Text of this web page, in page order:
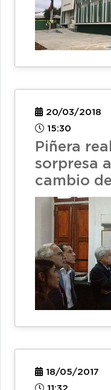
20/03/2018
15:30
Piñera
sorpresa
cambio
18/05/2017
11:32